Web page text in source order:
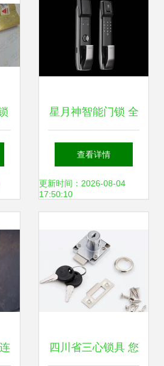
星月神智能门锁 全
国24小时官方客服
与一站式售后服务
查看详情
更新时间：2026-08-04
17:50:10
四川省三心锁具 您